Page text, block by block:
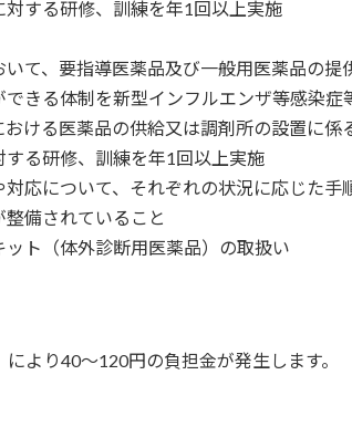
する研修、訓練を年1回以上実施
て、要指導医薬品及び一般用医薬品の
きる体制を新型インフルエンザ等感染
ける医薬品の供給又は調剤所の設置に
る研修、訓練を年1回以上実施
応について、それぞれの状況に応じた手
備されていること
ト（体外診断用医薬品）の取扱い
より40～120円の負担金が発生します。